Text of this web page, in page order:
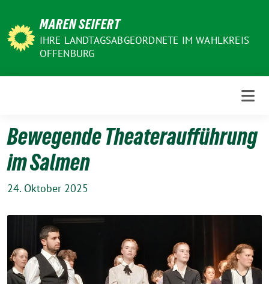
zum
Inhalt
MAREN SEIFERT
IHRE LANDTAGSABGEORDNETE IM WAHLKREIS
OFFENBURG
Bewegende Theateraufführung
im Salmen
24. Oktober 2025